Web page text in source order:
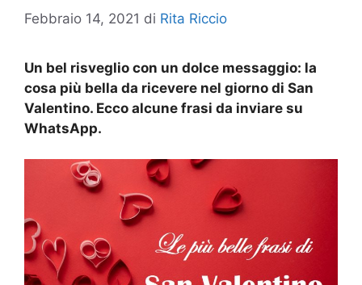
Febbraio 14, 2021 di Rita Riccio
Un bel risveglio con un dolce messaggio: la
cosa più bella da ricevere nel giorno di San
Valentino. Ecco alcune frasi da inviare su
WhatsApp.